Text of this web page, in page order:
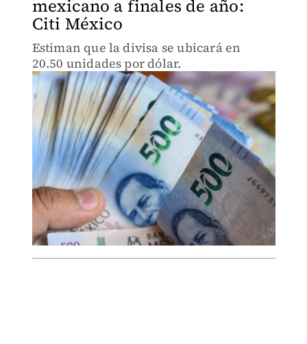
mexicano a finales de año:
Citi México
Estiman que la divisa se ubicará en
20.50 unidades por dólar.